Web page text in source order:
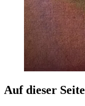
Auf dieser Seite